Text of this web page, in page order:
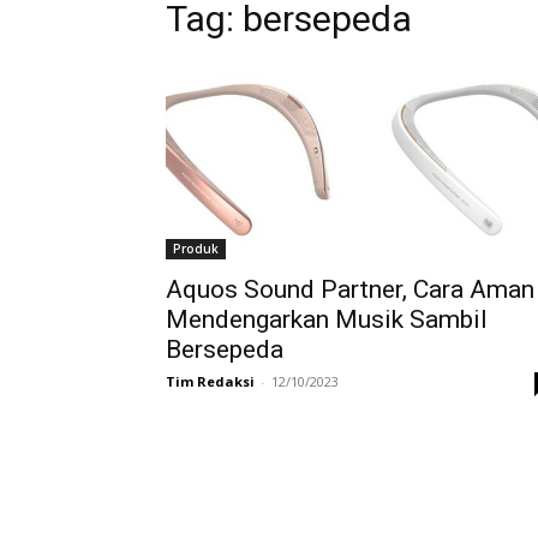
Tag: bersepeda
Produk
Aquos Sound Partner, Cara Aman
Mendengarkan Musik Sambil
Bersepeda
Tim Redaksi - 12/10/2023